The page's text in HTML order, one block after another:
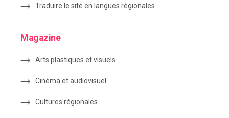
Traduire le site en langues régionales
Magazine
Arts plastiques et visuels
Cinéma et audiovisuel
Cultures régionales